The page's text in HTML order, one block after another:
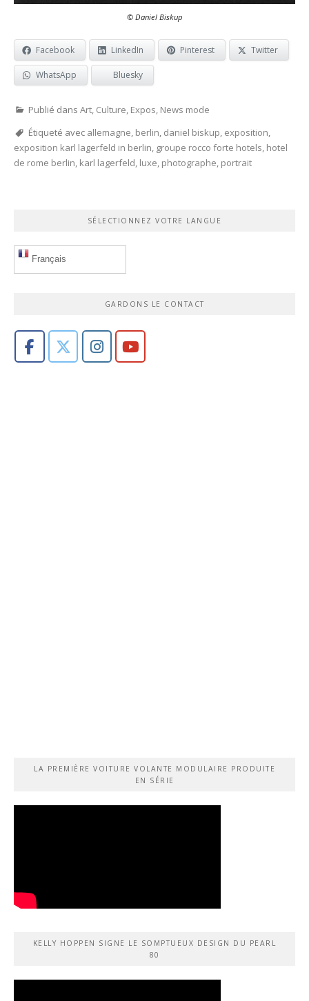
© Daniel Biskup
Facebook LinkedIn Pinterest Twitter
WhatsApp Bluesky
Publié dans Art, Culture, Expos, News mode
Étiqueté avec allemagne, berlin, daniel biskup, exposition,
exposition karl lagerfeld in berlin, groupe rocco forte hotels, hotel
de rome berlin, karl lagerfeld, luxe, photographe, portrait
SÉLECTIONNEZ VOTRE LANGUE
Français
GARDONS LE CONTACT
LA PREMIÈRE VOITURE VOLANTE MODULAIRE PRODUITE
EN SÉRIE
KELLY HOPPEN SIGNE LE SOMPTUEUX DESIGN DU PEARL
80